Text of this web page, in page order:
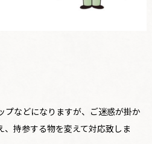
プなどになりますが、ご迷惑が掛か
、持参する物を変えて対応致しま